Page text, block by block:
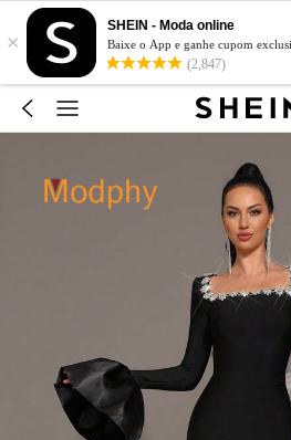
×
SHEIN - Moda online
Baixe o App e ganhe cupom
(2,847)